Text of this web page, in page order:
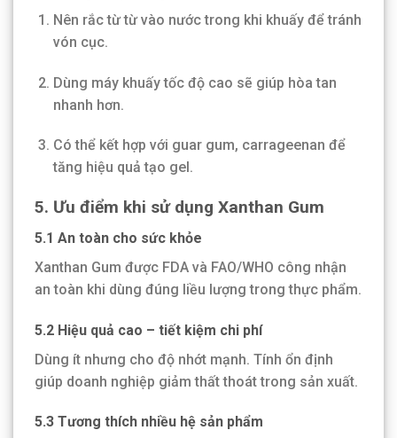
Nên rắc từ từ vào nước trong khi khuấy để tránh
vón cục.
Dùng máy khuấy tốc độ cao sẽ giúp hòa tan
nhanh hơn.
Có thể kết hợp với guar gum, carrageenan để
tăng hiệu quả tạo gel.
5. Ưu điểm khi sử dụng Xanthan Gum
5.1 An toàn cho sức khỏe
Xanthan Gum được FDA và FAO/WHO công nhận
an toàn khi dùng đúng liều lượng trong thực phẩm.
5.2 Hiệu quả cao – tiết kiệm chi phí
Dùng ít nhưng cho độ nhớt mạnh. Tính ổn định
giúp doanh nghiệp giảm thất thoát trong sản xuất.
5.3 Tương thích nhiều hệ sản phẩm